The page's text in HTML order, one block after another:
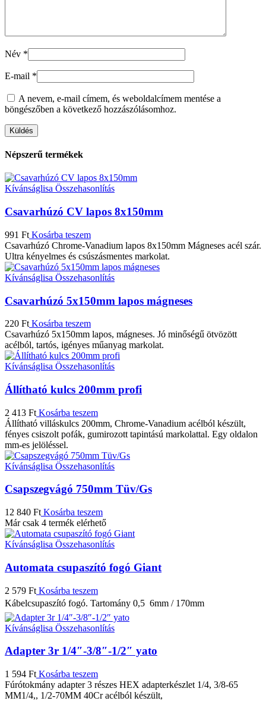
Név *
E-mail *
A nevem, e-mail címem, és weboldalcímem mentése a
böngészőben a következő hozzászólásomhoz.
Népszerű termékek
Kívánságlisa Összehasonlítás
Csavarhúzó CV lapos 8x150mm
991 Ft Kosárba teszem
Csavarhúzó Chrome-Vanadium lapos 8x150mm Mágneses acél szár.
Ultra kényelmes és csúszásmentes markolat.
Kívánságlisa Összehasonlítás
Csavarhúzó 5x150mm lapos mágneses
220 Ft Kosárba teszem
Csavarhúzó 5x150mm lapos, mágneses. Jó minőségű ötvözött
acélból, tartós, igényes műanyag markolat.
Kívánságlisa Összehasonlítás
Állítható kulcs 200mm profi
2 413 Ft Kosárba teszem
Állítható villáskulcs 200mm, Chrome-Vanadium acélból készült,
fényes csiszolt pofák, gumirozott tapintású markolattal. Egy oldalon
mm-es jelöléssel.
Kívánságlisa Összehasonlítás
Csapszegvágó 750mm Tüv/Gs
12 840 Ft Kosárba teszem
Már csak 4 termék elérhető
Kívánságlisa Összehasonlítás
Automata csupaszító fogó Giant
2 579 Ft Kosárba teszem
Kábelcsupaszító fogó. Tartomány 0,5  6mm / 170mm
Kívánságlisa Összehasonlítás
Adapter 3r 1/4″-3/8″-1/2″ yato
1 594 Ft Kosárba teszem
Fúrótokmány adapter 3 részes HEX adapterkészlet 1/4, 3/8-65
MM1/4,, 1/2-70MM 40Cr acélból készült,